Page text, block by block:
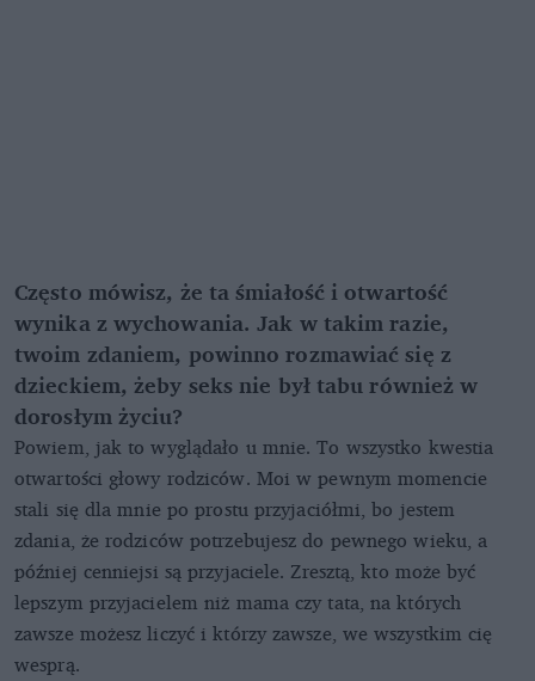
Często mówisz, że ta śmiałość i otwartość
wynika z wychowania. Jak w takim razie,
twoim zdaniem, powinno rozmawiać się z
dzieckiem, żeby seks nie był tabu również w
dorosłym życiu?
Powiem, jak to wyglądało u mnie. To wszystko kwestia
otwartości głowy rodziców. Moi w pewnym momencie
stali się dla mnie po prostu przyjaciółmi, bo jestem
zdania, że rodziców potrzebujesz do pewnego wieku, a
później cenniejsi są przyjaciele. Zresztą, kto może być
lepszym przyjacielem niż mama czy tata, na których
zawsze możesz liczyć i którzy zawsze, we wszystkim cię
wesprą.